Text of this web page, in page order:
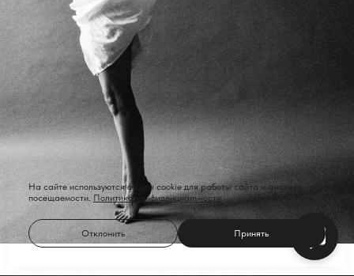
На сайте используются файлы cookie для работы сайта и анализа
посещаемости. Политика конфиденциальности
Отклонить Принять